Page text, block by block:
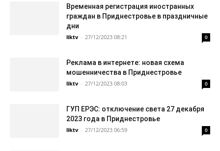
Временная регистрация иностранных
граждан в Приднестровье в праздничные
дни
liktv - 27/12/2023 08:21 0
Реклама в интернете: новая схема
мошенничества в Приднестровье
liktv - 27/12/2023 08:03 0
ГУП ЕРЭС: отключение света 27 декабря
2023 года в Приднестровье
liktv - 27/12/2023 06:59 0